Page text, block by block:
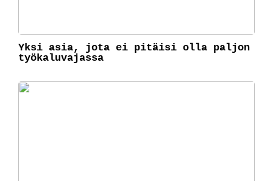
Yksi asia, jota ei pitäisi olla paljon
työkaluvajassa